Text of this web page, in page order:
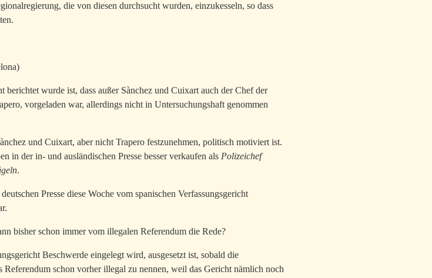
die von diesen durchsucht wurden, einzukesseln, so dass
berichtet wurde ist, dass außer Sànchez und Cuixart auch der Chef der
vorgeladen war, allerdings nicht in Untersuchungshaft genommen
und Cuixart, aber nicht Trapero festzunehmen, politisch motiviert ist.
in der in- und ausländischen Presse besser verkaufen als Polizeichef
.
Presse diese Woche vom spanischen Verfassungsgericht
bisher schon immer vom illegalen Referendum die Rede?
Beschwerde eingelegt wird, ausgesetzt ist, sobald die
schon vorher illegal zu nennen, weil das Gericht nämlich noch